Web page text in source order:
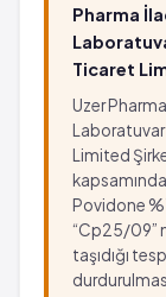
Pharma
Ticaret
Uzer
Laboratuvar
Limited
Povidone
“Cp25/09”
taşıdığı